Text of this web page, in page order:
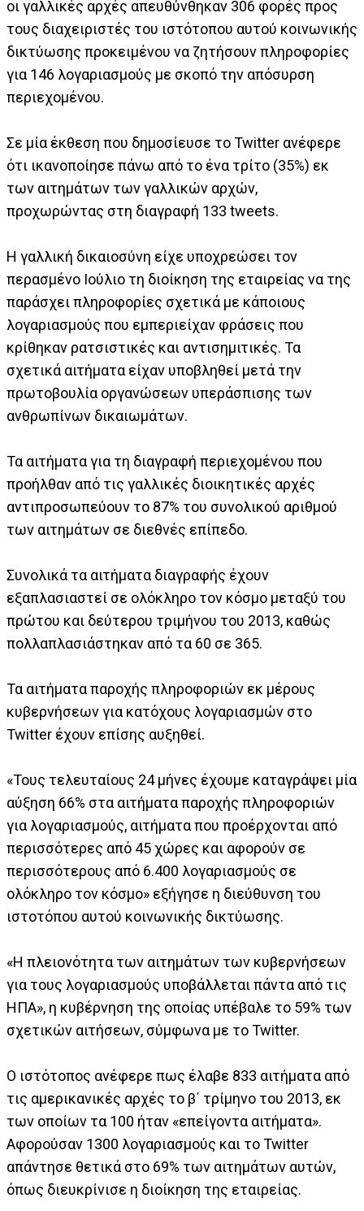
οι γαλλικές αρχές απευθύνθηκαν 306 φορές προς
τους διαχειριστές του ιστότοπου αυτού κοινωνικής
δικτύωσης προκειμένου να ζητήσουν πληροφορίες
για 146 λογαριασμούς με σκοπό την απόσυρση
περιεχομένου.
Σε μία έκθεση που δημοσίευσε το Twitter ανέφερε
ότι ικανοποίησε πάνω από το ένα τρίτο (35%) εκ
των αιτημάτων των γαλλικών αρχών,
προχωρώντας στη διαγραφή 133 tweets.
Η γαλλική δικαιοσύνη είχε υποχρεώσει τον
περασμένο Ιούλιο τη διοίκηση της εταιρείας να της
παράσχει πληροφορίες σχετικά με κάποιους
λογαριασμούς που εμπεριείχαν φράσεις που
κρίθηκαν ρατσιστικές και αντισημιτικές. Τα
σχετικά αιτήματα είχαν υποβληθεί μετά την
πρωτοβουλία οργανώσεων υπεράσπισης των
ανθρωπίνων δικαιωμάτων.
Τα αιτήματα για τη διαγραφή περιεχομένου που
προήλθαν από τις γαλλικές διοικητικές αρχές
αντιπροσωπεύουν το 87% του συνολικού αριθμού
των αιτημάτων σε διεθνές επίπεδο.
Συνολικά τα αιτήματα διαγραφής έχουν
εξαπλασιαστεί σε ολόκληρο τον κόσμο μεταξύ του
πρώτου και δεύτερου τριμήνου του 2013, καθώς
πολλαπλασιάστηκαν από τα 60 σε 365.
Τα αιτήματα παροχής πληροφοριών εκ μέρους
κυβερνήσεων για κατόχους λογαριασμών στο
Twitter έχουν επίσης αυξηθεί.
«Τους τελευταίους 24 μήνες έχουμε καταγράψει μία
αύξηση 66% στα αιτήματα παροχής πληροφοριών
για λογαριασμούς, αιτήματα που προέρχονται από
περισσότερες από 45 χώρες και αφορούν σε
περισσότερους από 6.400 λογαριασμούς σε
ολόκληρο τον κόσμο» εξήγησε η διεύθυνση του
ιστοτόπου αυτού κοινωνικής δικτύωσης.
«Η πλειονότητα των αιτημάτων των κυβερνήσεων
για τους λογαριασμούς υποβάλλεται πάντα από τις
ΗΠΑ», η κυβέρνηση της οποίας υπέβαλε το 59% των
σχετικών αιτήσεων, σύμφωνα με το Twitter.
Ο ιστότοπος ανέφερε πως έλαβε 833 αιτήματα από
τις αμερικανικές αρχές το β΄ τρίμηνο του 2013, εκ
των οποίων τα 100 ήταν «επείγοντα αιτήματα».
Αφορούσαν 1300 λογαριασμούς και το Twitter
απάντησε θετικά στο 69% των αιτημάτων αυτών,
όπως διευκρίνισε η διοίκηση της εταιρείας.